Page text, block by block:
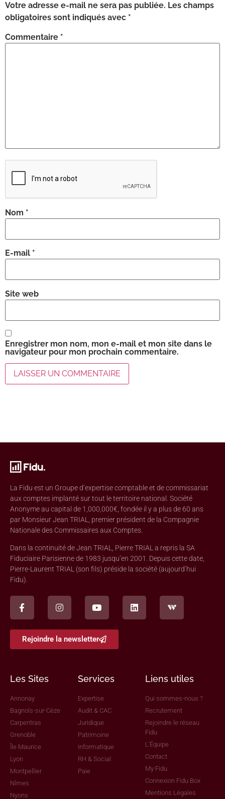
Votre adresse e-mail ne sera pas publiée. Les champs
obligatoires sont indiqués avec *
Commentaire *
Nom *
E-mail *
Site web
Enregistrer mon nom, mon e-mail et mon site dans le
navigateur pour mon prochain commentaire.
La Fidu est un Groupe d’expertise comptable et de commissariat
aux comptes implanté sur tout le territoire national. Société
Anonyme au capital de 1,000,000€, fondée il y a plus de 60 ans
par Monsieur Jean TRIAL, premier président de la Compagnie
Nationale des Commissaires aux Comptes.
Dans la continuité de Jean TRIAL, Pierre TRIAL a repris la SA
Fiduciaire Parisienne de 1983 jusqu’en 2001. Depuis cette date,
Pierre-Laurent TRIAL (son fils) préside la société (aujourd’hui
Fidu).
Rejoindre la newsletter
Les Sites
Annonay
Bagnols-sur-Cèze
Carpentras
Grenoble
Île Maurice
Lyon
Montpellier
Nîmes
Nyons
Services
Expertise
Audit & CAC
Juridique
Patrimoine
Informatique
RH & Social
Paie
Liens utiles
Qui sommes-nous ?
Recrutement
Rejoindre le réseau
Fidu
L'Équipe
Contact
My Fidu
Connexion Fidu Box
Mentions Légales